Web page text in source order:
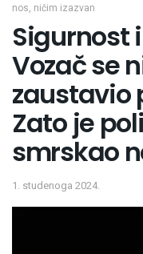
nos, ničim izazvan
Sigurnost
Vozač se
zaustavio
Zato je
smrskao
1. studenoga 2024.